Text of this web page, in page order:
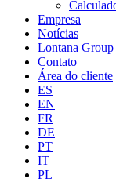
Empresa
Notícias
Lontana Group
Contato
Área do cliente
ES
EN
FR
DE
PT
IT
PL